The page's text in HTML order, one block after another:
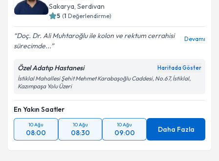
Sakarya, Serdivan
5 (1 Değerlendirme)
Doç. Dr. Ali Muhtaroğlu ile kolon ve rektum cerrahisi
sürecimde...
Devamı
Özel Adatıp Hastanesi Haritada Göster
İstiklal Mahallesi Şehit Mehmet Karabaşoğlu Caddesi, No.67, İstiklal,
Kazımpaşa Yolu Üzeri
En Yakın Saatler
10 Ağu
08:00
10 Ağu
08:30
10 Ağu
09:00 Daha Fazla